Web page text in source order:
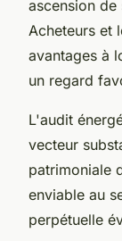
ascension de
Acheteurs et
avantages à
un regard
L'audit
vecteur
patrimoniale
enviable au
perpétuelle